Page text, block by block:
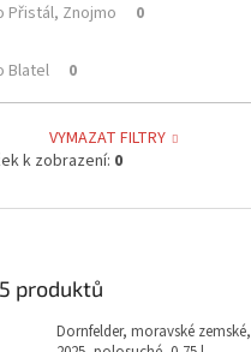
Přistál, Znojmo 0
Blatel 0
VYMAZAT FILTRY
k zobrazení: 0
produktů
Dornfelder, moravské zemské,